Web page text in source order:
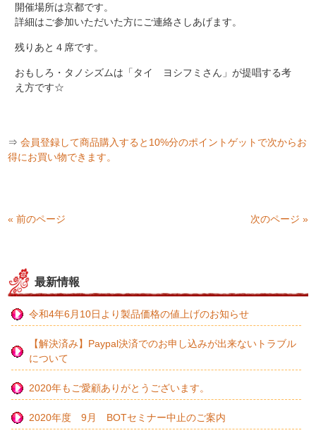
開催場所は京都です。
詳細はご参加いただいた方にご連絡さしあげます。
残りあと４席です。
おもしろ・タノシズムは「タイ ヨシフミさん」が提唱する考
え方です☆
⇒会員登録して商品購入すると10%分のポイントゲットで次からお
得にお買い物できます。
« 前のページ 次のページ »
最新情報
令和4年6月10日より製品価格の値上げのお知らせ
【解決済み】Paypal決済でのお申し込みが出来ないトラブル
について
2020年もご愛顧ありがとうございます。
2020年度 9月 BOTセミナー中止のご案内